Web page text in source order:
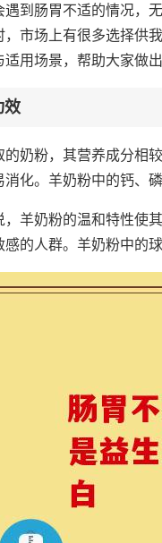
到肠胃不适的情况，
市场上有很多选择供
用场景，帮助大家做
效
奶粉，其营养成分相
化。羊奶粉中的钙、
，羊奶粉的温和特性使
的人群。羊奶粉中的